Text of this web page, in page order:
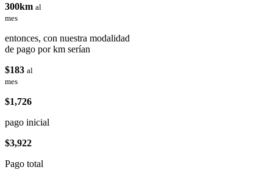
300km al
mes
entonces, con nuestra modalidad
de pago por km serían
$183 al
mes
$1,726
pago inicial
$3,922
Pago total